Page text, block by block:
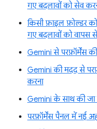
गए बदलावों को सेव
किसी फ़ाइल फ़ोल्डर
गए बदलावों को वापस
Gemini से परफ़ॉर्मेंस
Gemini की मदद से
करना
Gemini के साथ की जा
परफ़ॉर्मेंस पैनल में नई